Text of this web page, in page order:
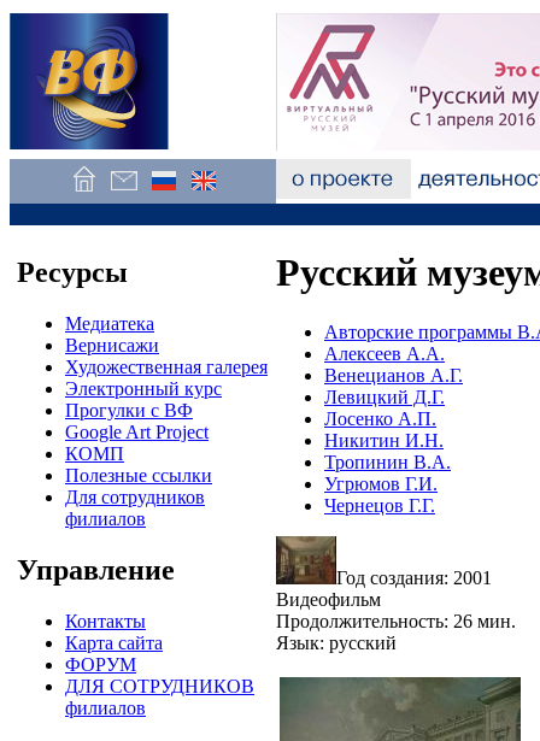
Ресурсы
Медиатека
Вернисажи
Художественная галерея
Электронный курс
Прогулки с ВФ
Google Art Project
КОМП
Полезные ссылки
Для сотрудников
филиалов
Управление
Контакты
Карта сайта
ФОРУМ
ДЛЯ СОТРУДНИКОВ
филиалов
Русский
Авторские программы
Алексеев А.А.
Венецианов А.Г.
Левицкий Д.Г.
Лосенко А.П.
Никитин И.Н.
Тропинин В.А.
Угрюмов Г.И.
Чернецов Г.Г.
Год создания: 2001
Видеофильм
Продолжительность: 26 мин.
Язык: русский